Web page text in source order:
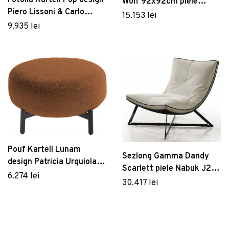
Piero Lissoni & Carlo
Tamborini cadru
9.935 lei
Nabuk H265 HandMade in
15.153 lei
Pouf Kartell Lunam
design Patricia Urquiola
tapiterie Orsetto
6.274 lei
Sezlong Gamma Dandy
Scarlett piele Nabuk J275
Diamond Embossed baza
30.417 lei